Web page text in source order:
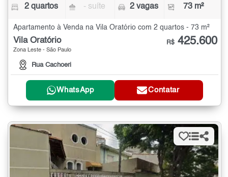
2 quartos - suíte 2 vagas 73 m²
Apartamento à Venda na Vila Oratório com 2 quartos - 73 m²
Vila Oratório
Zona Leste - São Paulo
Rua Cachoeri
R$ 425.600
WhatsApp Contatar